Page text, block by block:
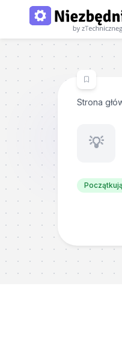
Strona
💡